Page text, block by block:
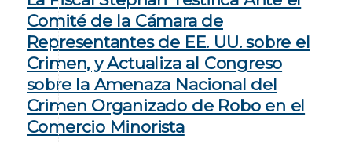
Comité de la Cámara de
Representantes de EE. UU. sobre el
Crimen, y Actualiza al Congreso
sobre la Amenaza Nacional del
Crimen Organizado de Robo en el
Comercio Minorista